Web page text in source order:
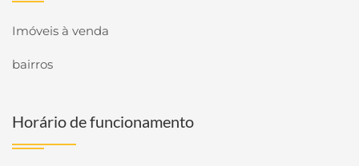
Imóveis à venda
bairros
Horário de funcionamento